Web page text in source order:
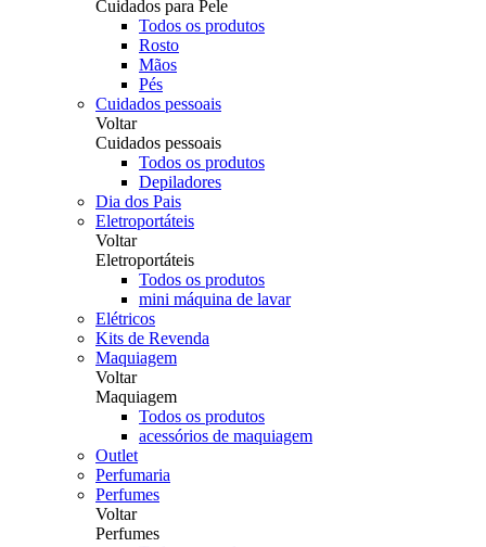
Cuidados para Pele
Todos os produtos
Rosto
Mãos
Pés
Cuidados pessoais
Voltar
Cuidados pessoais
Todos os produtos
Depiladores
Dia dos Pais
Eletroportáteis
Voltar
Eletroportáteis
Todos os produtos
mini máquina de lavar
Elétricos
Kits de Revenda
Maquiagem
Voltar
Maquiagem
Todos os produtos
acessórios de maquiagem
Outlet
Perfumaria
Perfumes
Voltar
Perfumes